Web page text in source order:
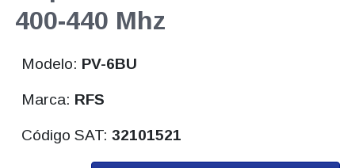
400-440 Mhz
Modelo: PV-6BU
Marca: RFS
Código SAT:32101521